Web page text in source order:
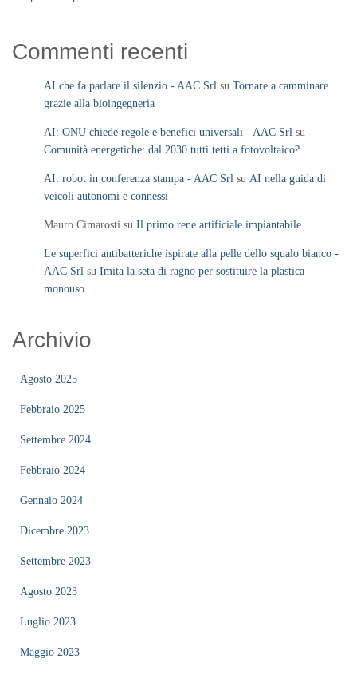
Commenti recenti
AI che fa parlare il silenzio - AAC Srl su Tornare a camminare
grazie alla bioingegneria
AI: ONU chiede regole e benefici universali - AAC Srl su
Comunità energetiche: dal 2030 tutti tetti a fotovoltaico?
AI: robot in conferenza stampa - AAC Srl su AI nella guida di
veicoli autonomi e connessi
Mauro Cimarosti su Il primo rene artificiale impiantabile
Le superfici antibatteriche ispirate alla pelle dello squalo bianco -
AAC Srl su Imita la seta di ragno per sostituire la plastica
monouso
Archivio
Agosto 2025
Febbraio 2025
Settembre 2024
Febbraio 2024
Gennaio 2024
Dicembre 2023
Settembre 2023
Agosto 2023
Luglio 2023
Maggio 2023